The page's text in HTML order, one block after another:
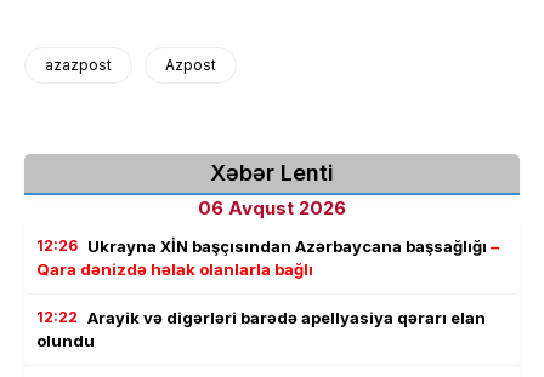
azazpost Azpost
Xəbər Lenti
06 Avqust 2026
12:26 Ukrayna XİN başçısından Azərbaycana başsağlığı –
Qara dənizdə həlak olanlarla bağlı
12:22 Arayik və digərləri barədə apellyasiya qərarı elan
olundu